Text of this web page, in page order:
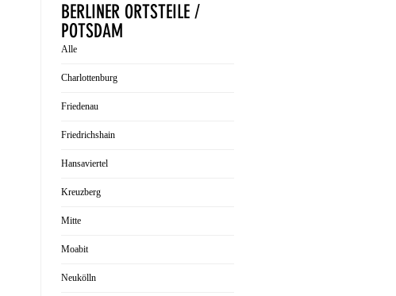
BERLINER ORTSTEILE /
POTSDAM
Alle
Charlottenburg
Friedenau
Friedrichshain
Hansaviertel
Kreuzberg
Mitte
Moabit
Neukölln